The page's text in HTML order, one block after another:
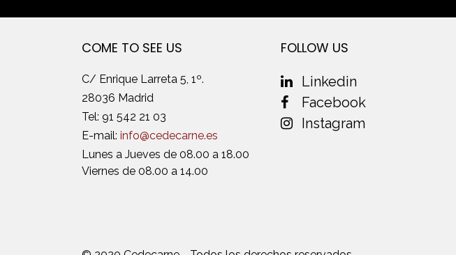
COME TO SEE US
C/ Enrique Larreta 5, 1º.
28036 Madrid
Tel: 91 542 21 03
E-mail: info@cedecarne.es
Lunes a Jueves de 08.00 a 18.00
Viernes de 08.00 a 14.00
FOLLOW US
Linkedin
Facebook
Instagram